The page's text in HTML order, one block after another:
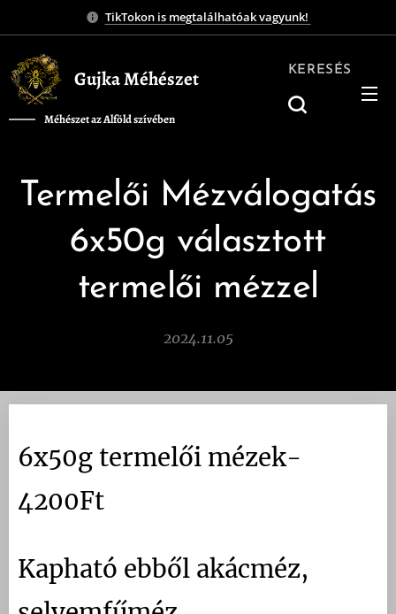
TikTokon is megtalálhatóak vagyunk!
Gujka Méhészet
Méhészet az Alföld szívében
KERESÉS
Termelői Mézválogatás
6x50g választott
termelői mézzel
2024.11.05
6x50g termelői mézek-
4200Ft
Kapható ebből akácméz,